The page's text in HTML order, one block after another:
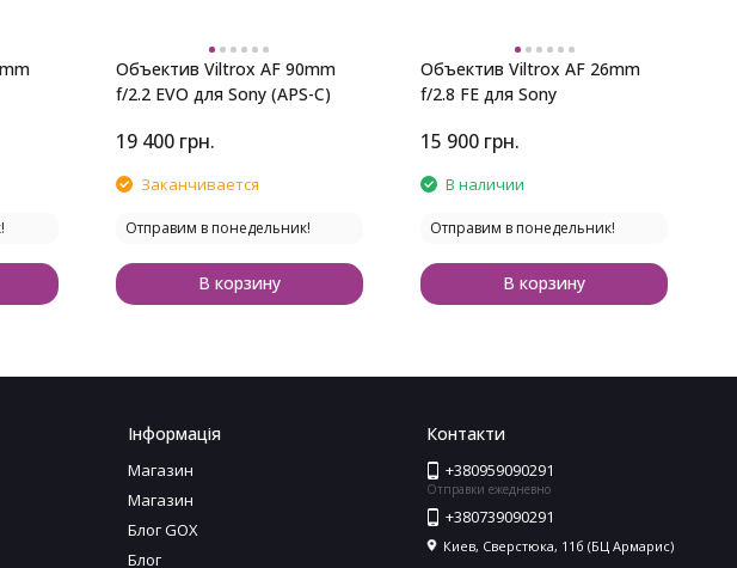
Объектив Viltrox AF 90mm
f/2.2 EVO для Sony (APS-C)
19 400 грн.
Заканчивается
Отправим в понедельник!
В корзину
Объектив Viltrox AF 26mm
f/2.8 FE для Sony
15 900 грн.
В наличии
Отправим в понедельник!
В корзину
Інформація
Магазин
Магазин
Блог GOX
Блог
Контакти
+380959090291
Отправки ежедневно
+380739090291
Киев, Сверстюка, 11б (БЦ Армарис)